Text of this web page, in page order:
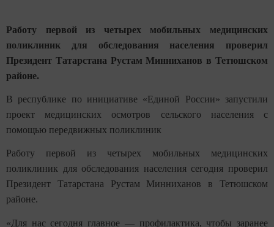
Работу первой из четырех мобильных медицинских
поликлиник для обследования населения проверил
Президент Татарстана Рустам Минниханов в Тетюшском
районе.
В республике по инициативе «Единой России» запустили
проект медицинских осмотров сельского населения с
помощью передвижных поликлиник
Работу первой из четырех мобильных медицинских
поликлиник для обследования населения сегодня проверил
Президент Татарстана Рустам Минниханов в Тетюшском
районе.
«Для нас сегодня главное — профилактика, чтобы заранее